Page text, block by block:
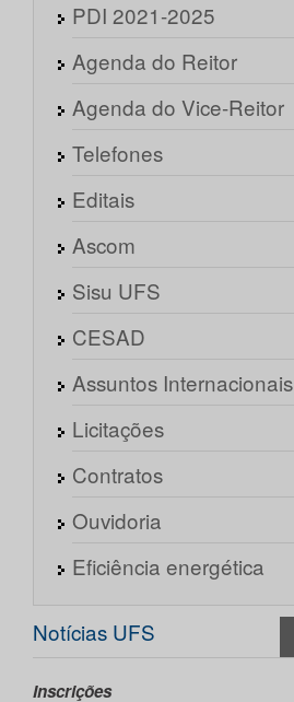
PDI 2021-2025
Agenda do Reitor
Agenda do Vice-Reitor
Telefones
Editais
Ascom
Sisu UFS
CESAD
Assuntos Internacionais
Licitações
Contratos
Ouvidoria
Eficiência energética
Notícias UFS
Inscrições